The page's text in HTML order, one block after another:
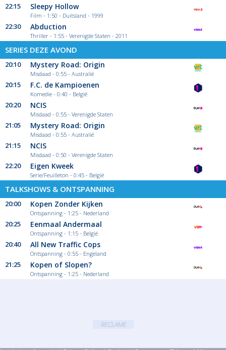
22:15 Sleepy Hollow
Film - 1:50 - Duitsland - 1999
22:30 Abduction
Thriller - 1:55 - Verenigde Staten - 2011
SERIES DEZE AVOND
20:10 Mystery Road: Origin
Misdaad - 0:55 - Australië
20:15 F.C. de Kampioenen
Komedie - 0:40 - België
20:20 NCIS
Misdaad - 0:55 - Verenigde Staten
21:05 Mystery Road: Origin
Misdaad - 0:55 - Australië
21:15 NCIS
Misdaad - 0:50 - Verenigde Staten
22:20 Eigen Kweek
Serie/Feuilleton - 0:45 - België
TALKSHOWS & ONTSPANNING
20:00 Kopen Zonder Kijken
Ontspanning - 1:25 - Nederland
20:25 Eenmaal Andermaal
Ontspanning - 1:15 - België
20:40 All New Traffic Cops
Ontspanning - 0:55 - Engeland
21:25 Kopen of Slopen?
Ontspanning - 1:25 - Nederland
RECLAME